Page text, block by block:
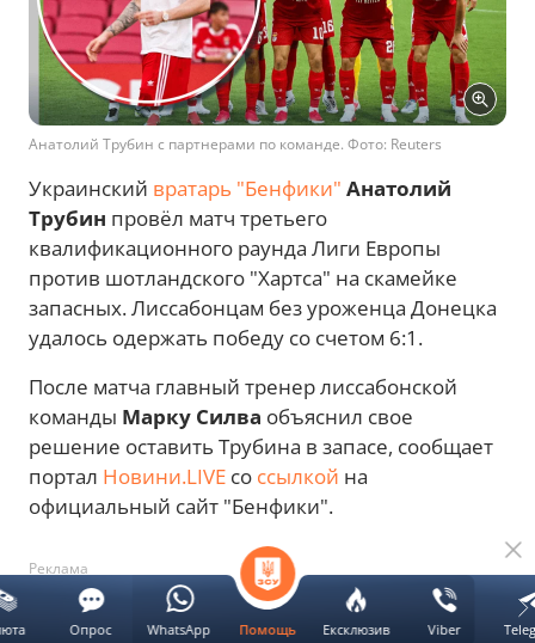
Анатолий Трубин с партнерами по команде. Фото: Reuters
Украинский вратарь "Бенфики" Анатолий
Трубин провёл матч третьего
квалификационного раунда Лиги Европы
против шотландского "Хартса" на скамейке
запасных. Лиссабонцам без уроженца Донецка
удалось одержать победу со счетом 6:1.
После матча главный тренер лиссабонской
команды Марку Силва объяснил свое
решение оставить Трубина в запасе, сообщает
портал Новини.LIVE со ссылкой на
официальный сайт "Бенфики".
Реклама
Помощь Ексклюзив Viber
Опрос WhatsApp